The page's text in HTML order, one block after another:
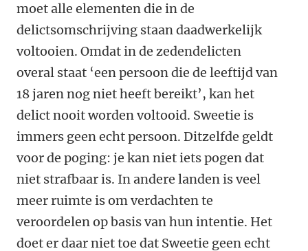
moet alle elementen die in de
delictsomschrijving staan daadwerkelijk
voltooien. Omdat in de zedendelicten
overal staat ‘een persoon die de leeftijd van
18 jaren nog niet heeft bereikt’, kan het
delict nooit worden voltooid. Sweetie is
immers geen echt persoon. Ditzelfde geldt
voor de poging: je kan niet iets pogen dat
niet strafbaar is. In andere landen is veel
meer ruimte is om verdachten te
veroordelen op basis van hun intentie. Het
doet er daar niet toe dat Sweetie geen echt